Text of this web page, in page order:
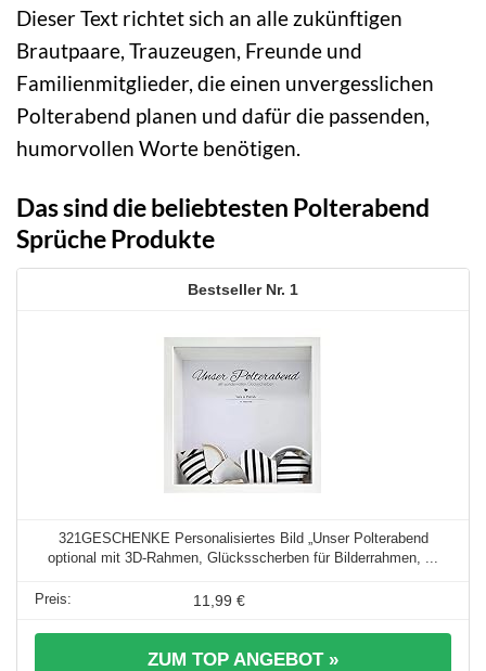
Dieser Text richtet sich an alle zukünftigen
Brautpaare, Trauzeugen, Freunde und
Familienmitglieder, die einen unvergesslichen
Polterabend planen und dafür die passenden,
humorvollen Worte benötigen.
Das sind die beliebtesten Polterabend
Sprüche Produkte
1
321GESCHENKE Personalisiertes Bild „Unser Polterabend
optional mit 3D-Rahmen, Glücksscherben für Bilderrahmen, ...
11,99 €
ZUM TOP ANGEBOT »